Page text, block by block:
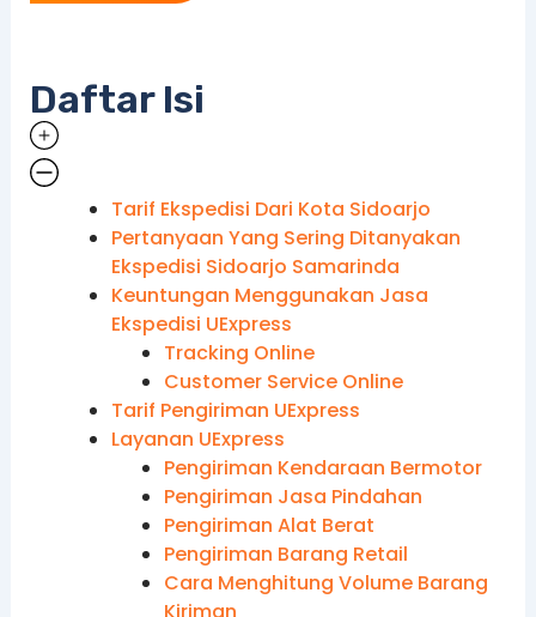
Daftar Isi
Tarif Ekspedisi Dari Kota Sidoarjo
Pertanyaan Yang Sering Ditanyakan
Ekspedisi Sidoarjo Samarinda
Keuntungan Menggunakan Jasa
Ekspedisi UExpress
Tracking Online
Customer Service Online
Tarif Pengiriman UExpress
Layanan UExpress
Pengiriman Kendaraan Bermotor
Pengiriman Jasa Pindahan
Pengiriman Alat Berat
Pengiriman Barang Retail
Cara Menghitung Volume Barang
Kiriman